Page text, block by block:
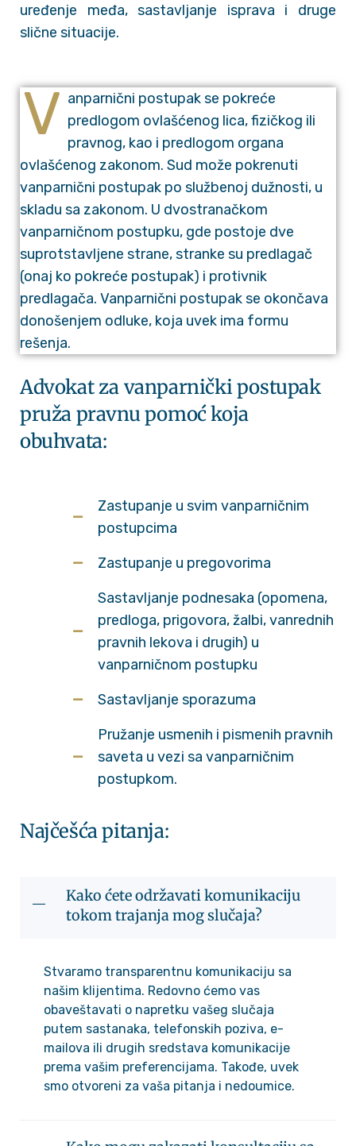
uređenje međa, sastavljanje isprava i druge
slične situacije.
V anparnični postupak se pokreće
predlogom ovlašćenog lica, fizičkog ili
pravnog, kao i predlogom organa
ovlašćenog zakonom. Sud može pokrenuti
vanparnični postupak po službenoj dužnosti, u
skladu sa zakonom. U dvostranačkom
vanparničnom postupku, gde postoje dve
suprotstavljene strane, stranke su predlagač
(onaj ko pokreće postupak) i protivnik
predlagača. Vanparnični postupak se okončava
donošenjem odluke, koja uvek ima formu
rešenja.
Advokat za vanparnički postupak
pruža pravnu pomoć koja
obuhvata:
Zastupanje u svim vanparničnim
postupcima
Zastupanje u pregovorima
Sastavljanje podnesaka (opomena,
predloga, prigovora, žalbi, vanrednih
pravnih lekova i drugih) u
vanparničnom postupku
Sastavljanje sporazuma
Pružanje usmenih i pismenih pravnih
saveta u vezi sa vanparničnim
postupkom.
Najčešća pitanja:
Kako ćete održavati komunikaciju
tokom trajanja mog slučaja?
Stvaramo transparentnu komunikaciju sa
našim klijentima. Redovno ćemo vas
obaveštavati o napretku vašeg slučaja
putem sastanaka, telefonskih poziva, e-
mailova ili drugih sredstava komunikacije
prema vašim preferencijama. Takođe, uvek
smo otvoreni za vaša pitanja i nedoumice.